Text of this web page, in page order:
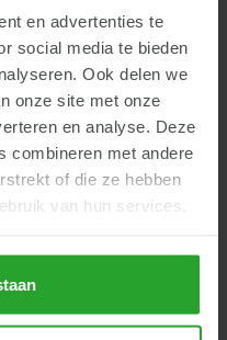
en advertenties te
social media te bieden
Ook delen we
onze site met onze
en analyse. Deze
combineren met andere
of die ze hebben
van hun services.